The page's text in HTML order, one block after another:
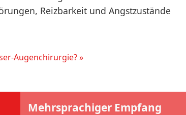
Reizbarkeit und Angstzustände
Augenchirurgie? »
Mehrsprachiger Empfang